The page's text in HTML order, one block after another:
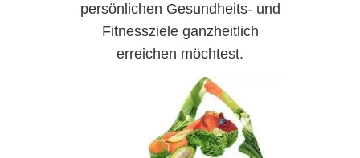
persönlichen Gesundheits- und
Fitnessziele ganzheitlich
erreichen möchtest.